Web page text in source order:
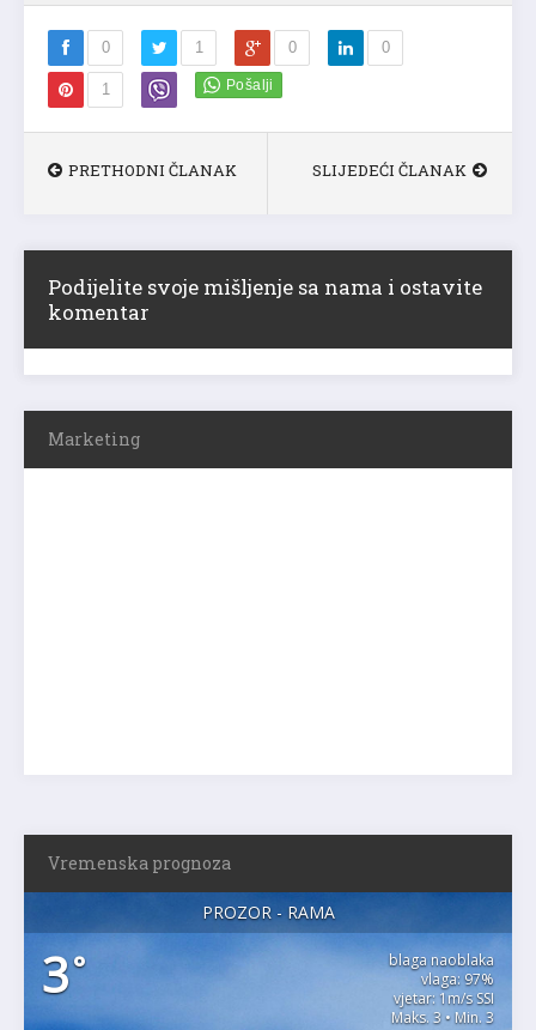
0 1 0 0
1
PRETHODNI ČLANAK SLIJEDEĆI ČLANAK
Podijelite svoje mišljenje sa nama i ostavite
komentar
Marketing
Vremenska prognoza
PROZOR - RAMA
3°
blaga naoblaka
vlaga: 97%
vjetar: 1m/s SSI
Maks. 3 • Min. 3